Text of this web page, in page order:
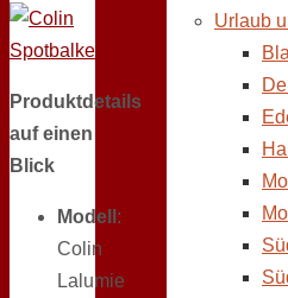
Produktdetails
auf einen
Blick
Modell :
Colin
Lalumie
Urlaub